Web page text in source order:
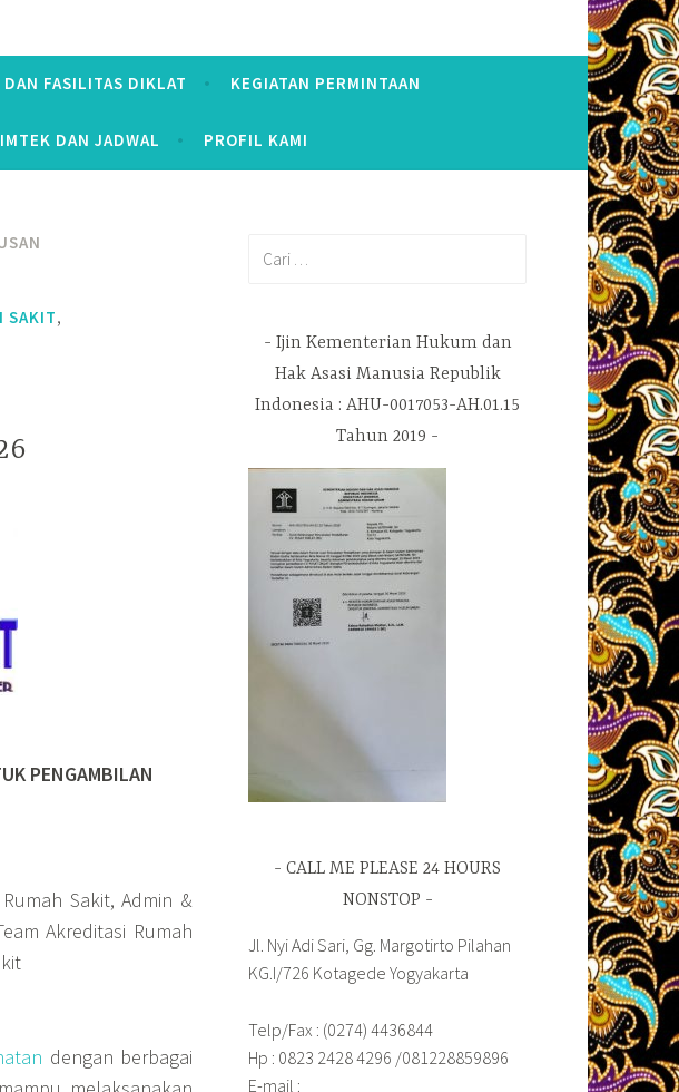
FASILITAS DIKLAT KEGIATAN PERMINTAAN
DAN JADWAL PROFIL KAMI
SAKIT,
PENGAMBILAN
Sakit, Admin &
Akreditasi Rumah
dengan berbagai
Ijin Kementerian Hukum dan
Hak Asasi Manusia Republik
Indonesia : AHU-0017053-AH.01.15
Tahun 2019
CALL ME PLEASE 24 HOURS
NONSTOP
Jl. Nyi Adi Sari, Gg. Margotirto Pilahan
KG.I/726 Kotagede Yogyakarta
Telp/Fax : (0274) 4436844
Hp : 0823 2428 4296 /081228859896
E-mail :